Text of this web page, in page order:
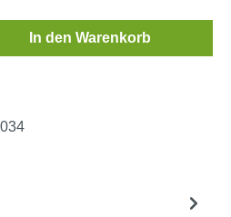
den gewünschten
In den Warenkorb